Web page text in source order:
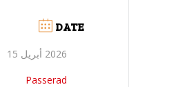
DATE
2026 أبريل 15
Passerad